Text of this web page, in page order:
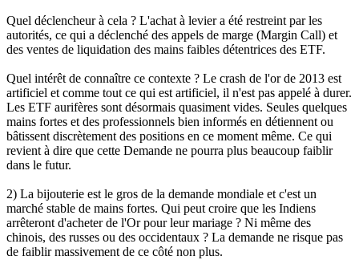
Quel déclencheur à cela ? L'achat à levier a été restreint par les
autorités, ce qui a déclenché des appels de marge (Margin Call) et
des ventes de liquidation des mains faibles détentrices des ETF.
Quel intérêt de connaître ce contexte ? Le crash de l'or de 2013 est
artificiel et comme tout ce qui est artificiel, il n'est pas appelé à durer.
Les ETF aurifères sont désormais quasiment vides. Seules quelques
mains fortes et des professionnels bien informés en détiennent ou
bâtissent discrètement des positions en ce moment même. Ce qui
revient à dire que cette Demande ne pourra plus beaucoup faiblir
dans le futur.
2) La bijouterie est le gros de la demande mondiale et c'est un
marché stable de mains fortes. Qui peut croire que les Indiens
arrêteront d'acheter de l'Or pour leur mariage ? Ni même des
chinois, des russes ou des occidentaux ? La demande ne risque pas
de faiblir massivement de ce côté non plus.